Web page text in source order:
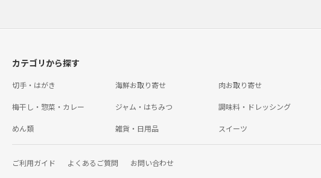
カテゴリから探す
切手・はがき 海鮮お取り寄せ 肉お取り寄せ
梅干し・惣菜・カレー ジャム・はちみつ 調味料・ドレッシング
めん類 雑貨・日用品 スイーツ
ご利用ガイド よくあるご質問 お問い合わせ